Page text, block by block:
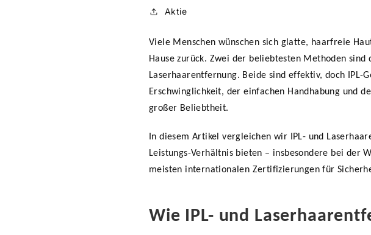
Aktie
Viele Menschen wünschen sich glatte, haarfreie
Hause zurück. Zwei der beliebtesten Methoden
Laserhaarentfernung. Beide sind effektiv, doch
Erschwinglichkeit, der einfachen Handhabung und
großer Beliebtheit.
In diesem Artikel vergleichen wir IPL- und
Leistungs-Verhältnis bieten – insbesondere bei der
meisten internationalen Zertifizierungen für
Wie IPL- und